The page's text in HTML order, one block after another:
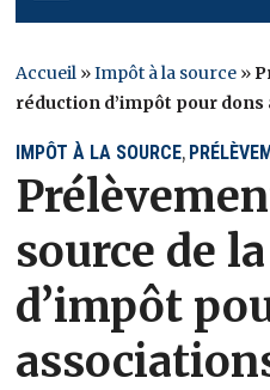
Accueil »Impôt à la source »
réduction d’impôt pour dons
IMPÔT À LA SOURCE,
source de
d’impôt